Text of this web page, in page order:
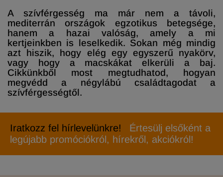
A szívférgesség ma már nem a távoli,
mediterrán országok egzotikus betegsége,
hanem a hazai valóság, amely a mi
kertjeinkben is leselkedik. Sokan még mindig
azt hiszik, hogy elég egy egyszerű nyakörv,
vagy hogy a macskákat elkerüli a baj.
Cikkünkből most megtudhatod, hogyan
megvédd a négylábú családtagodat a
szívférgességtől.
Iratkozz fel hírlevelünkre!
Értesülj elsőként a
legújabb promóciókról, hírekről, akciókról!